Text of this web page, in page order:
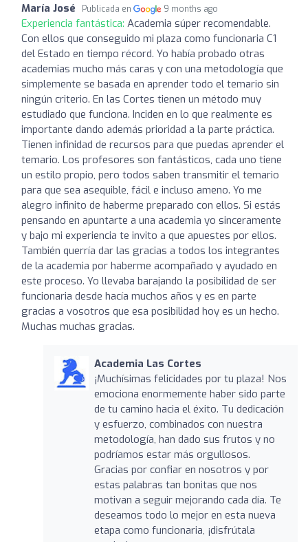
María José Publicada en 9 months ago
Experiencia fantástica: Academia súper recomendable.
Con ellos que conseguido mi plaza como funcionaria C1
del Estado en tiempo récord. Yo había probado otras
academias mucho más caras y con una metodología que
simplemente se basada en aprender todo el temario sin
ningún criterio. En las Cortes tienen un método muy
estudiado que funciona. Inciden en lo que realmente es
importante dando además prioridad a la parte práctica.
Tienen infinidad de recursos para que puedas aprender el
temario. Los profesores son fantásticos, cada uno tiene
un estilo propio, pero todos saben transmitir el temario
para que sea asequible, fácil e incluso ameno. Yo me
alegro infinito de haberme preparado con ellos. Si estás
pensando en apuntarte a una academia yo sinceramente
y bajo mi experiencia te invito a que apuestes por ellos.
También querría dar las gracias a todos los integrantes
de la academia por haberme acompañado y ayudado en
este proceso. Yo llevaba barajando la posibilidad de ser
funcionaria desde hacía muchos años y es en parte
gracias a vosotros que esa posibilidad hoy es un hecho.
Muchas muchas gracias.
Academia Las Cortes
¡Muchísimas felicidades por tu plaza! Nos
emociona enormemente haber sido parte
de tu camino hacia el éxito. Tu dedicación
y esfuerzo, combinados con nuestra
metodología, han dado sus frutos y no
podríamos estar más orgullosos.
Gracias por confiar en nosotros y por
estas palabras tan bonitas que nos
motivan a seguir mejorando cada día. Te
deseamos todo lo mejor en esta nueva
etapa como funcionaria, ¡disfrútala